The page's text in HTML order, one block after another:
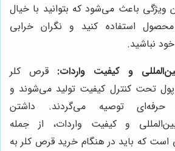
ویژگی باعث می‌شود که بتوانید با خیال
استفاده کنید و نگران خرابی
نباشید.
و کیفیت واردات: قرص کلر
تحت کنترل کیفیت تولید می‌شوند و
حرفه‌ای توصیه می‌گردند. داشتن
و کیفیت واردات، از جمله
که باید در هنگام خرید قرص کلر به